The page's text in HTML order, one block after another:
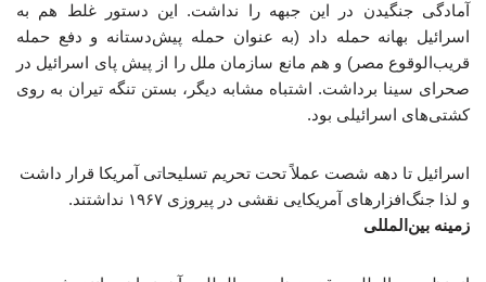
آمادگی جنگیدن در این جبهه را نداشت. این دستور غلط هم به
اسرائیل بهانه حمله داد (به عنوان حمله پیش‌دستانه و دفع حمله
قریب‌الوقوع مصر) و هم مانع سازمان ملل را از پیش پای اسرائیل در
صحرای سینا برداشت. اشتباه مشابه دیگر، بستن تنگه تیران به روی
کشتی‌های اسرائیلی بود.
اسرائیل تا دهه شصت عملاً تحت تحریم تسلیحاتی آمریکا قرار داشت
و لذا جنگ‌افزارهای آمریکایی نقشی در پیروزی ۱۹۶۷ نداشتند.
زمینه بین‌المللی